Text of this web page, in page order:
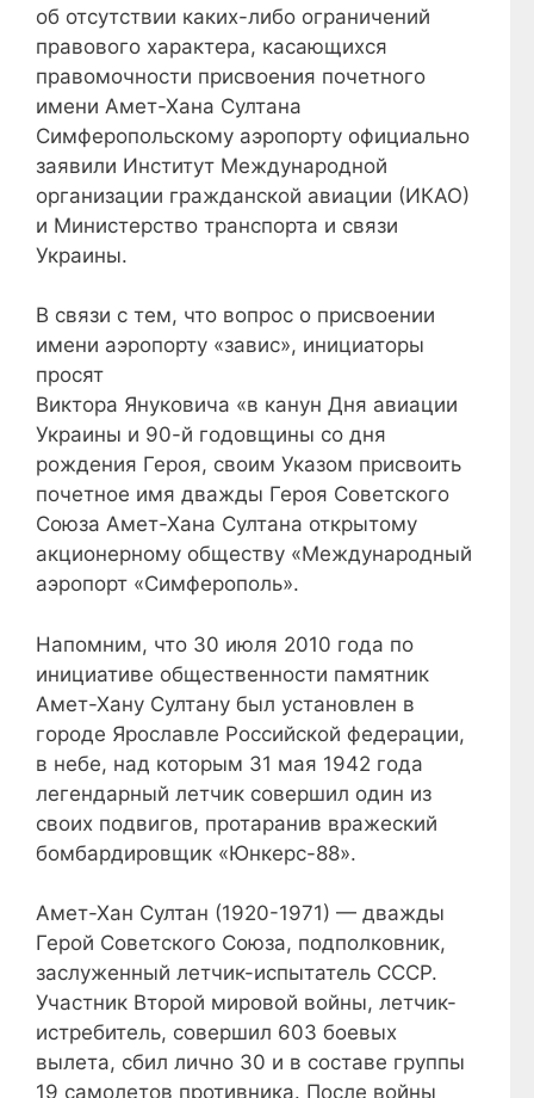
об отсутствии каких-либо ограничений
правового характера, касающихся
правомочности присвоения почетного
имени Амет-Хана Султана
Симферопольскому аэропорту официально
заявили Институт Международной
организации гражданской авиации (ИКАО)
и Министерство транспорта и связи
Украины.
В связи с тем, что вопрос о присвоении
имени аэропорту «завис», инициаторы
просят
Виктора Януковича «в канун Дня авиации
Украины и 90-й годовщины со дня
рождения Героя, своим Указом присвоить
почетное имя дважды Героя Советского
Союза Амет-Хана Султана открытому
акционерному обществу «Международный
аэропорт «Симферополь».
Напомним, что 30 июля 2010 года по
инициативе общественности памятник
Амет-Хану Султану был установлен в
городе Ярославле Российской федерации,
в небе, над которым 31 мая 1942 года
легендарный летчик совершил один из
своих подвигов, протаранив вражеский
бомбардировщик «Юнкерс-88».
Амет-Хан Султан (1920-1971) — дважды
Герой Советского Союза, подполковник,
заслуженный летчик-испытатель СССР.
Участник Второй мировой войны, летчик-
истребитель, совершил 603 боевых
вылета, сбил лично 30 и в составе группы
19 самолетов противника. После войны